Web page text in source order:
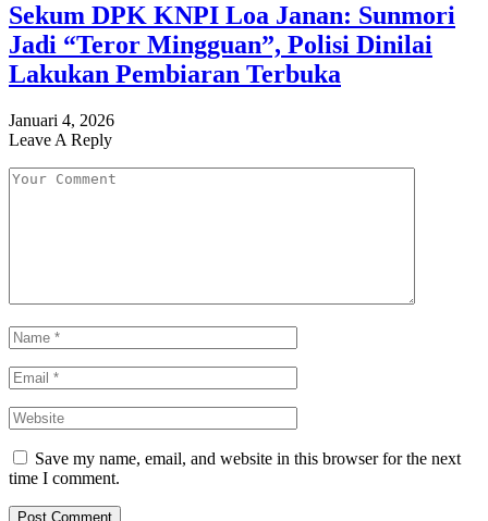
Sekum DPK KNPI Loa Janan: Sunmori
Jadi “Teror Mingguan”, Polisi Dinilai
Lakukan Pembiaran Terbuka
Januari 4, 2026
Leave A Reply
Save my name, email, and website in this browser for the next
time I comment.